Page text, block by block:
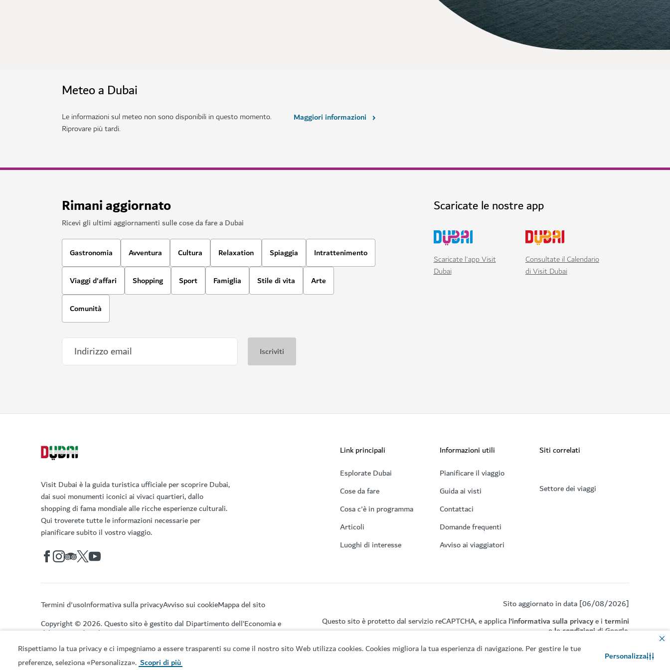
Rispettiamo la tua privacy e ci impegniamo a essere trasparenti su come il nostro sito Web utilizza cookies. Cookies migliora la tua esperienza di navigazione. Per gestire le tue
preferenze, seleziona «Personalizza». Scopri di più Personalizza
Meteo a Dubai
Le informazioni sul meteo non sono disponibili in questo momento.
Riprovare più tardi.
Maggiori informazioni
Rimani aggiornato
Ricevi gli ultimi aggiornamenti sulle cose da fare a Dubai
Gastronomia Avventura Cultura Relaxation Spiaggia Intrattenimento
Viaggi d'affari Shopping Sport Famiglia Stile di vita Arte
Comunità
Scaricate le nostre app
Scaricate l'app Visit
Dubai
Consultate il Calendario
di Visit Dubai
Visit Dubai è la guida turistica ufficiale per scoprire Dubai,
dai suoi monumenti iconici ai vivaci quartieri, dallo
shopping di fama mondiale alle ricche esperienze culturali.
Qui troverete tutte le informazioni necessarie per
pianificare subito il vostro viaggio.
Link principali
Esplorate Dubai
Cose da fare
Cosa c'è in programma
Articoli
Luoghi di interesse
Informazioni utili
Pianificare il viaggio
Guida ai visti
Contattaci
Domande frequenti
Avviso ai viaggiatori
Siti correlati
Settore dei viaggi
Termini d'usoInformativa sulla privacyAvviso sui cookieMappa del sito
Copyright © 2026. Questo sito è gestito dal Dipartimento dell’Economia e
del Turismo di Dubai.
Sito aggiornato in data [06/08/2026]
Questo sito è protetto dal servizio reCAPTCHA, e applical’informativa sulla privacye itermini
e le condizionidi Google.